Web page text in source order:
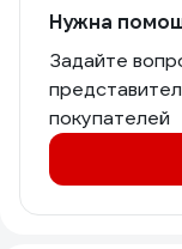
Нужна
Задайте
покупателей